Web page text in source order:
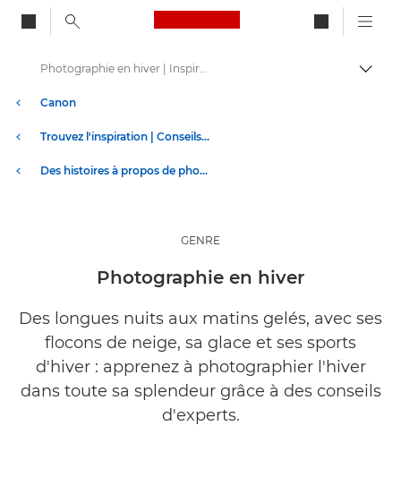
Canon Logo, back to
Canon
Trouvez l'inspiration | Conseils de photographie et d'impression et guides de l'acheteur
Des histoires à propos de photographie et de créativité
Photographie en hiver | Inspirez-vous
GENRE
Photographie en hiver
Des longues nuits aux matins gelés, avec ses
flocons de neige, sa glace et ses sports
d'hiver : apprenez à photographier l'hiver
dans toute sa splendeur grâce à des conseils
d'experts.